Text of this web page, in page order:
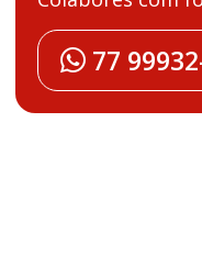
77